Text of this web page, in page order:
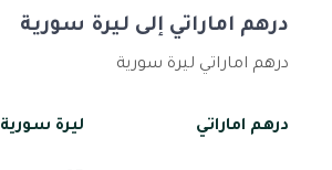
درهم اماراتي إلى ليرة سورية
درهم اماراتي ليرة سورية
درهم اماراتي ليرة سورية